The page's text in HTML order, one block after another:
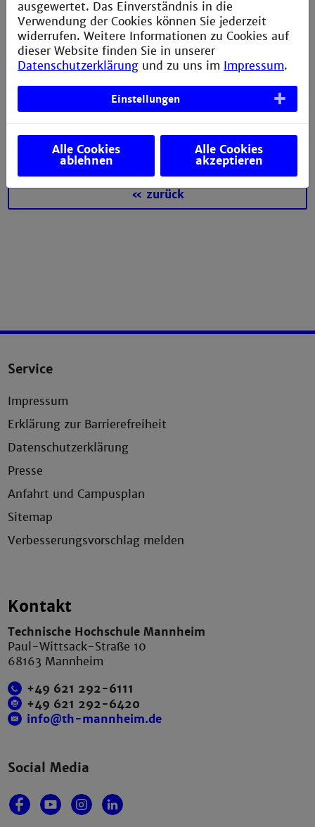
anwendungsorientierte Forschung und Lehre in den
MINT-Fachbereichen (Mathematik, Informatik,
Naturwissenschaften und Technik). 1889 von dem
Physiker und Mathematiker Ernst Abbe gegründet, ist
die Carl-Zeiss-Stiftung eine der ältesten und größten
privaten wissenschaftsfördernden Stiftungen in
Deutschland. Sie ist alleinige Eigentümerin der Carl
Zeiss AG und SCHOTT AG. Ihre Projekte werden aus
Stiftungsunternehmen finanziert.
« zurück
Service
Impressum
Erklärung zur Barrierefreiheit
Datenschutzerklärung
Presse
Anfahrt und Campusplan
Sitemap
Verbesserungsvorschlag melden
Kontakt
Technische Hochschule Mannheim
Paul-Wittsack-Straße 10
68163 Mannheim
+49 621 292-6111
+49 621 292-6420
info@th-mannheim.de
Social Media
ausgewertet. Das Einverständnis in die
Verwendung der Cookies können Sie jederzeit
widerrufen. Weitere Informationen zu Cookies auf
dieser Website finden Sie in unserer
Datenschutzerklärung und zu uns im Impressum.
Einstellungen
Alle Cookies
ablehnen
Alle Cookies
akzeptieren